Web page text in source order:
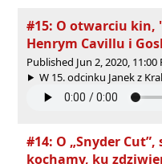
#15: O otwarciu kin,
Henrym Cavillu i
Published Jun 2, 2020, 11:00
W 15. odcinku Janek z
#14: O „Snyder
kochamy, ku